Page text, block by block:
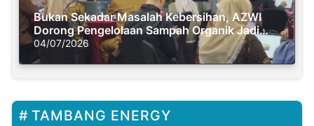
Bukan Sekadar Masalah Kebersihan, AZWI
Dorong Pengelolaan Sampah Organik Jadi
Solusi Krisis Iklim
04/07/2026
TAMBANG ENERGY